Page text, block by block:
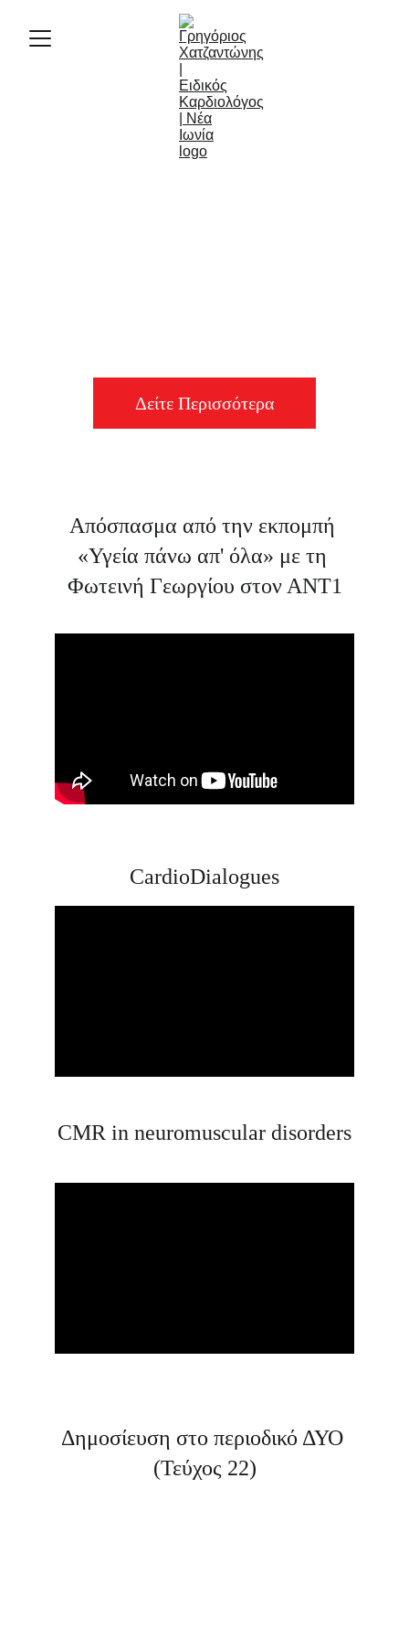
Το έργο μας
Δείτε Περισσότερα
Απόσπασμα από την εκπομπή
«Υγεία πάνω απ' όλα» με τη
Φωτεινή Γεωργίου στον ΑΝΤ1
CardioDialogues
CMR in neuromuscular disorders
Δημοσίευση στο περιοδικό ΔΥΟ
(Τεύχος 22)